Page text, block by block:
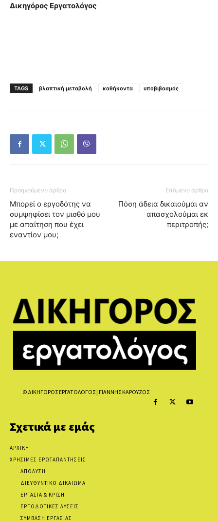
Δικηγόρος Εργατολόγος
TAGS βλαπτική μεταβολή καθήκοντα υποβιβασμός
Προηγούμενο άρθρο
Μπορεί ο εργοδότης να
συμψηφίσει τον μισθό μου
με απαίτηση που έχει
εναντίον μου;
Επόμενο άρθρο
Πόση άδεια δικαιούμαι αν
απασχολούμαι εκ
περιτροπής;
© ΔΙΚΗΓΟΡΟΣ ΕΡΓΑΤΟΛΟΓΟΣ | ΓΙΑΝΝΗΣ ΚΑΡΟΥΖΟΣ
Σχετικά με εμάς
ΑΡΧΙΚΗ
ΧΡΗΣΙΜΕΣ ΕΡΩΤΑΠΑΝΤΗΣΕΙΣ
ΑΠΟΛΥΣΗ
ΔΙΕΥΘΥΝΤΙΚΟ ΔΙΚΑΙΩΜΑ
ΕΡΓΑΣΙΑ & ΚΡΙΣΗ
ΕΡΓΟΔΟΤΙΚΕΣ ΛΥΣΕΙΣ
ΣΥΜΒΑΣΗ ΕΡΓΑΣΙΑΣ